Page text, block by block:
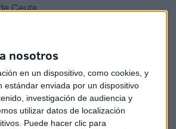
nosotros
en un dispositivo, como cookies, y
estándar enviada por un dispositivo
investigación de audiencia y
utilizar datos de localización
Puede hacer clic para
Ceuta.